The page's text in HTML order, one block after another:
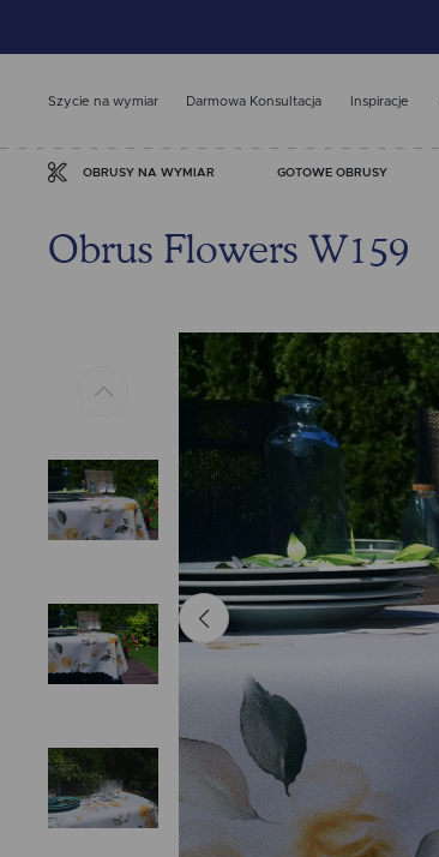
Szycie na wymiar Darmowa Konsultacja Inspiracje
OBRUSY NA WYMIAR GOTOWE OBRUSY
Obrus Flowers W159